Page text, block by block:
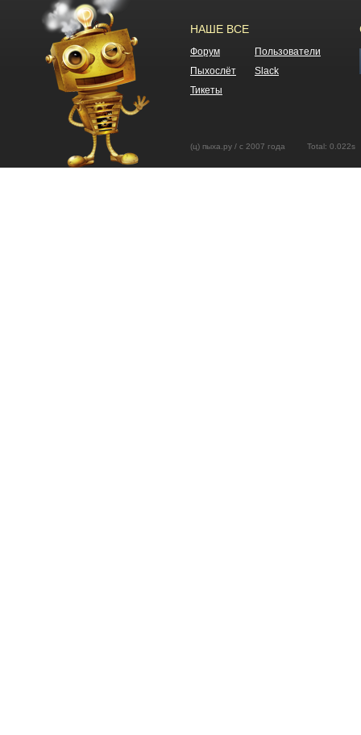
НАШЕ ВСЕ
Форум
Пользователи
Пыхослёт
Slack
Тикеты
(ц) пыха.ру / с 2007 года Total: